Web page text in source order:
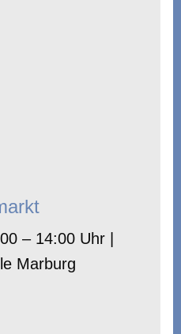
– 14:00 Uhr |
Marburg